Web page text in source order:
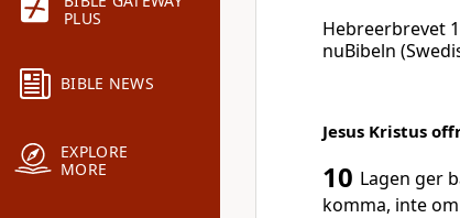
PLUS
BIBLE NEWS
EXPLORE
MORE
Hebreerbrevet
nuBibeln
Jesus Kristus
10 Lagen ger
komma, inte